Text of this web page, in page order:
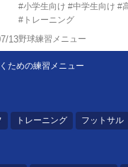
13
#小学生向け #中学生向け #
#トレーニング
野球練習メニュー
ための練習メニュー
トレーニング フットサル